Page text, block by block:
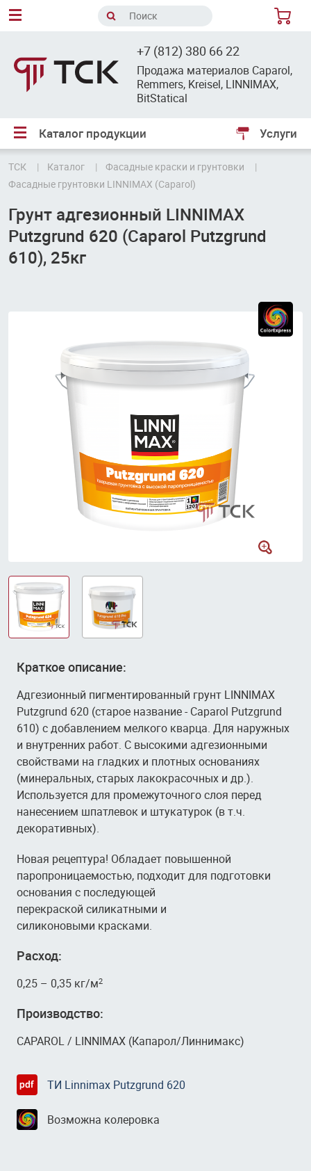
+7 (812) 380 66 22
Продажа материалов Caparol,
Remmers, Kreisel, LINNIMAX,
BitStatical
Каталог продукции Услуги
ТСК Каталог
Фасадные краски и грунтовки
Фасадные грунтовки LINNIMAX (Caparol)
Грунт адгезионный LINNIMAX
Putzgrund 620 (Caparol Putzgrund
610), 25кг
Краткое описание:
Адгезионный пигментированный грунт LINNIMAX
Putzgrund 620 (старое название - Caparol Putzgrund
610) с добавлением мелкого кварца. Для наружных
и внутренних работ. С высокими адгезионными
свойствами на гладких и плотных основаниях
(минеральных, старых лакокрасочных и др.).
Используется для промежуточного слоя перед
нанесением шпатлевок и штукатурок (в т.ч.
декоративных).
Новая рецептура! Обладает повышенной
паропроницаемостью, подходит для подготовки
основания с последующей
перекраской силикатными и
силиконовыми красками.
Расход:
0,25 – 0,35 кг/м2
Производство:
CAPAROL / LINNIMAX (Капарол/Линнимакс)
ТИ Linnimax Putzgrund 620
Возможна колеровка